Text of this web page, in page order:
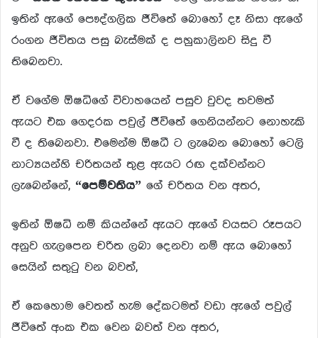
ඉතින් ඇගේ පෞද්ගලික ජීවිතේ බොහෝ දෑ නිසා ඇගේ
රංගන ජීවිතය පසු බැස්මක් ද පහුකාලිනව සිදු වී
තිබෙනවා.
ඒ වගේම ඕෂධිගේ විවාහයෙන් පසුව වුවද තවමත්
ඇයට එක ගෙදරක පවුල් ජීවිතේ ගෙනියන්නට නොහැකි
වී ද තිබෙනවා. එමෙන්ම ඕෂධී ට ලැබෙන බොහෝ ටෙලි
නාට්‍යයන්හි චරිතයන් තුළ ඇයට රඟ දක්වන්නට
ලැබෙන්නේ, “පෙම්වතිය” ගේ චරිතය වන අතර,
ඉතින් ඕෂධි නම් කියන්නේ ඇයට ඇගේ වයසට රූපයට
අනුව ගැලපෙන චරිත ලබා දෙනවා නම් ඇය බොහෝ
සෙයින් සතුටු වන බවත්,
ඒ කෙහොම වෙතත් හැම දේකටමත් වඩා ඇගේ පවුල්
ජීවිතේ අංක එක වෙන බවත් වන අතර,